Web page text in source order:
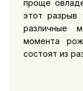
проще
этот разрыв
различные
момента
состоят из